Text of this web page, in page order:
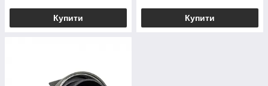
Купити Купити